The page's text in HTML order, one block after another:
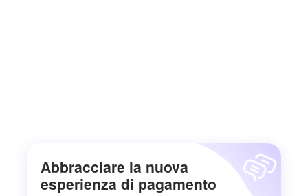
Abbracciare la nuova
esperienza di pagamento